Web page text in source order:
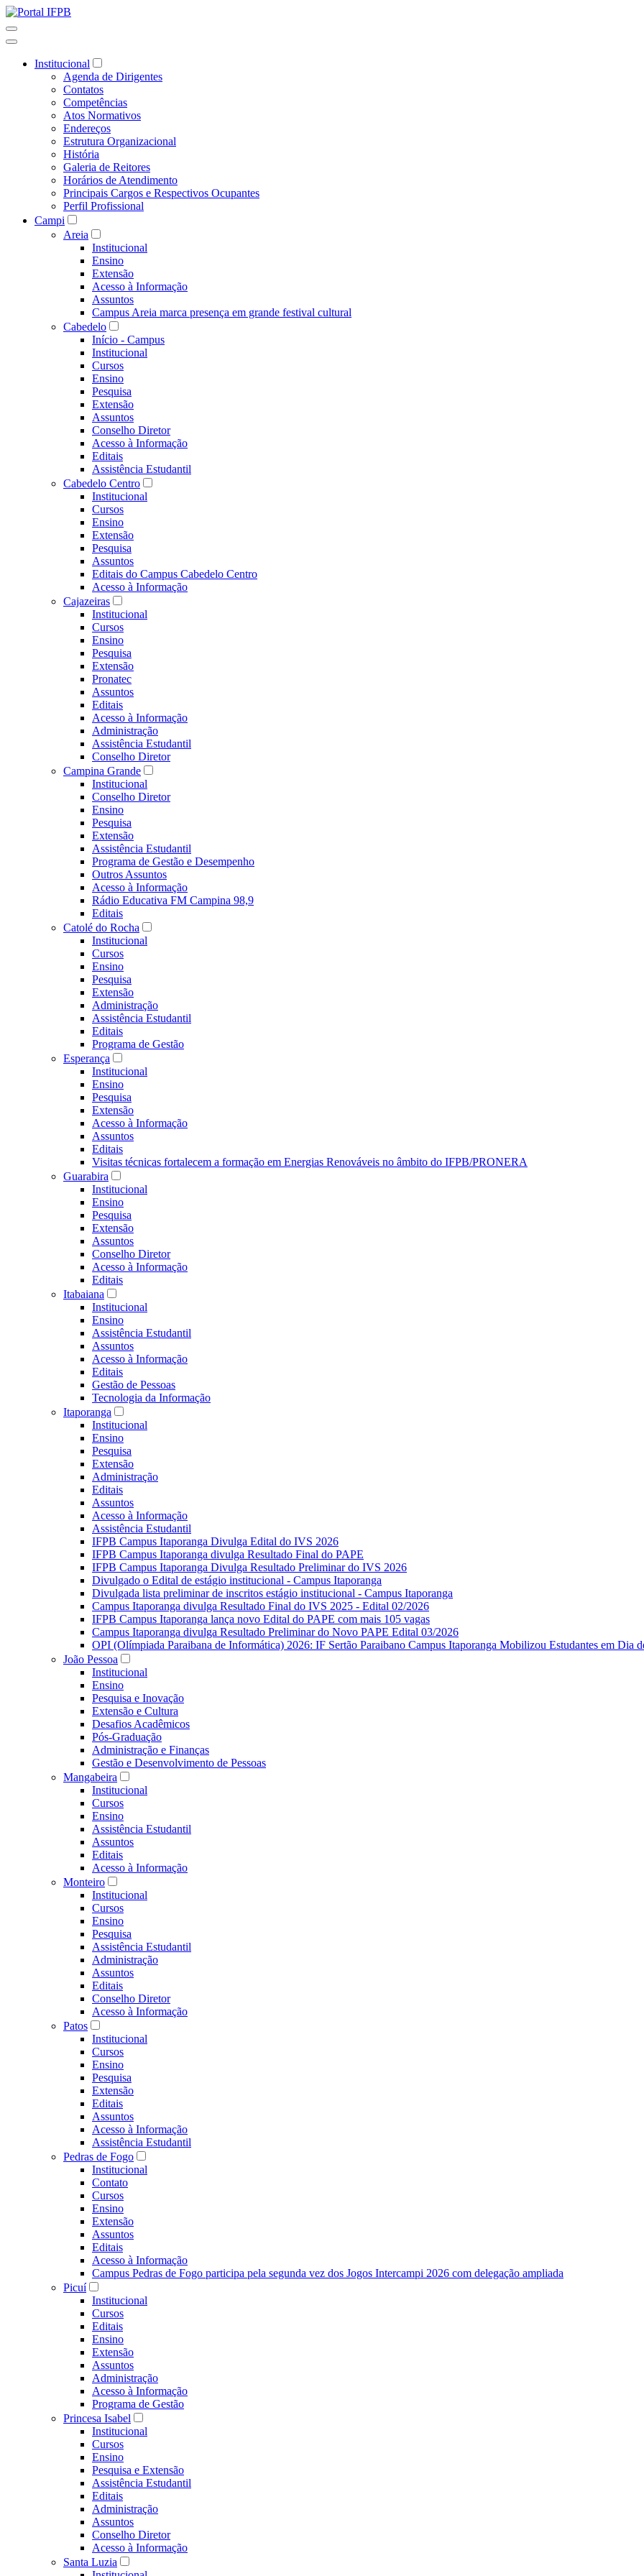
Institucional
Agenda de Dirigentes
Contatos
Competências
Atos Normativos
Endereços
Estrutura Organizacional
História
Galeria de Reitores
Horários de Atendimento
Principais Cargos e Respectivos Ocupantes
Perfil Profissional
Campi
Areia
Institucional
Ensino
Extensão
Acesso à Informação
Assuntos
Campus Areia marca presença em grande festival cultural
Cabedelo
Início - Campus
Institucional
Cursos
Ensino
Pesquisa
Extensão
Assuntos
Conselho Diretor
Acesso à Informação
Editais
Assistência Estudantil
Cabedelo Centro
Institucional
Cursos
Ensino
Extensão
Pesquisa
Assuntos
Editais do Campus Cabedelo Centro
Acesso à Informação
Cajazeiras
Institucional
Cursos
Ensino
Pesquisa
Extensão
Pronatec
Assuntos
Editais
Acesso à Informação
Administração
Assistência Estudantil
Conselho Diretor
Campina Grande
Institucional
Conselho Diretor
Ensino
Pesquisa
Extensão
Assistência Estudantil
Programa de Gestão e Desempenho
Outros Assuntos
Acesso à Informação
Rádio Educativa FM Campina 98,9
Editais
Catolé do Rocha
Institucional
Cursos
Ensino
Pesquisa
Extensão
Administração
Assistência Estudantil
Editais
Programa de Gestão
Esperança
Institucional
Ensino
Pesquisa
Extensão
Acesso à Informação
Assuntos
Editais
Visitas técnicas fortalecem a formação em Energias Renováveis no âmbito do IFPB/PRONERA
Guarabira
Institucional
Ensino
Pesquisa
Extensão
Assuntos
Conselho Diretor
Acesso à Informação
Editais
Itabaiana
Institucional
Ensino
Assistência Estudantil
Assuntos
Acesso à Informação
Editais
Gestão de Pessoas
Tecnologia da Informação
Itaporanga
Institucional
Ensino
Pesquisa
Extensão
Administração
Editais
Assuntos
Acesso à Informação
Assistência Estudantil
IFPB Campus Itaporanga Divulga Edital do IVS 2026
IFPB Campus Itaporanga divulga Resultado Final do PAPE
IFPB Campus Itaporanga Divulga Resultado Preliminar do IVS 2026
Divulgado o Edital de estágio institucional - Campus Itaporanga
Divulgada lista preliminar de inscritos estágio institucional - Campus Itaporanga
Campus Itaporanga divulga Resultado Final do IVS 2025 - Edital 02/2026
IFPB Campus Itaporanga lança novo Edital do PAPE com mais 105 vagas
Campus Itaporanga divulga Resultado Preliminar do Novo PAPE Edital 03/2026
OPI (Olímpiada Paraibana de Informática) 2026: IF Sertão Paraibano Campus Itaporanga Mobilizou Estudantes em Dia
João Pessoa
Institucional
Ensino
Pesquisa e Inovação
Extensão e Cultura
Desafios Acadêmicos
Pós-Graduação
Administração e Finanças
Gestão e Desenvolvimento de Pessoas
Mangabeira
Institucional
Cursos
Ensino
Assistência Estudantil
Assuntos
Editais
Acesso à Informação
Monteiro
Institucional
Cursos
Ensino
Pesquisa
Assistência Estudantil
Administração
Assuntos
Editais
Conselho Diretor
Acesso à Informação
Patos
Institucional
Cursos
Ensino
Pesquisa
Extensão
Editais
Assuntos
Acesso à Informação
Assistência Estudantil
Pedras de Fogo
Institucional
Contato
Cursos
Ensino
Extensão
Assuntos
Editais
Acesso à Informação
Campus Pedras de Fogo participa pela segunda vez dos Jogos Intercampi 2026 com delegação ampliada
Picuí
Institucional
Cursos
Editais
Ensino
Extensão
Assuntos
Administração
Acesso à Informação
Programa de Gestão
Princesa Isabel
Institucional
Cursos
Ensino
Pesquisa e Extensão
Assistência Estudantil
Editais
Administração
Assuntos
Conselho Diretor
Acesso à Informação
Santa Luzia